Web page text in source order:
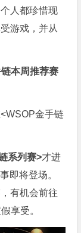
人都珍惜现
游戏，并从
本周推荐赛
金手链
系列赛>才进
即将登场。
有机会前往
享受。